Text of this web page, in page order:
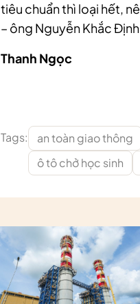
tiêu chuẩn thì loại hết,
– ông Nguyễn Khắc
Thanh Ngọc
Tags: an toàn giao thông
ô tô chở học sinh